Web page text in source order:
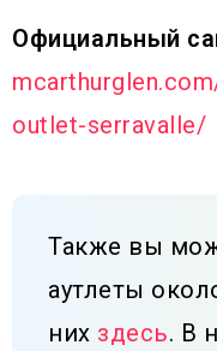
Официальный
outlet-serravalle/
Также вы
аутлеты
них здесь. В